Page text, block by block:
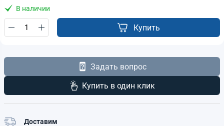
В наличии
Купить
Задать вопрос
Купить в один клик
Доставим